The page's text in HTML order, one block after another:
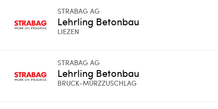
STRABAG AG
Lehrling Betonbau
LIEZEN
STRABAG AG
Lehrling Betonbau
BRUCK-MÜRZZUSCHLAG